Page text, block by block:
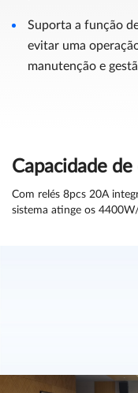
Suporta a função
evitar uma
manutenção e
Capacidade
Com relés 8pcs 20A
sistema atinge os